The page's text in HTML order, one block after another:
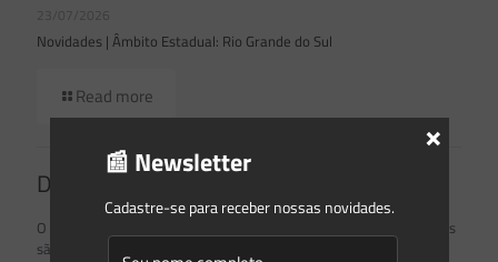
23/07/2026
Novidades | Âmbito Estadual: Rio Grande do Sul
Read more
Deixe um comentário
O seu endereço de e-mail não será publicado.
Campos obrigatórios
são marcados com
📰 Newsletter
Cadastre-se para receber nossas novidades.
×